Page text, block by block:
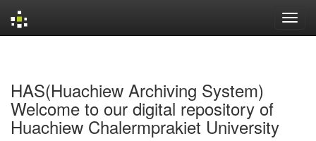
HAS(Huachiew Archiving System)
Welcome to our digital repository of
Huachiew Chalermprakiet University